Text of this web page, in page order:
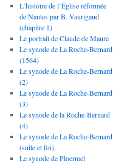
L’histoire de l’Église réformée
de Nantes par B. Vaurigaud
(chapitre 1)
Le portrait de Claude de Maure
Le synode de La Roche-Bernard
(1564)
Le synode de La Roche-Bernard
(2)
Le synode de La Roche-Bernard
(3)
Le synode de la Roche-Bernard
(4)
Le synode de La Roche-Bernard
(suite et fin).
Le synode de Ploermel